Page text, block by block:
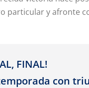
particular y afronte
FINAL!
con